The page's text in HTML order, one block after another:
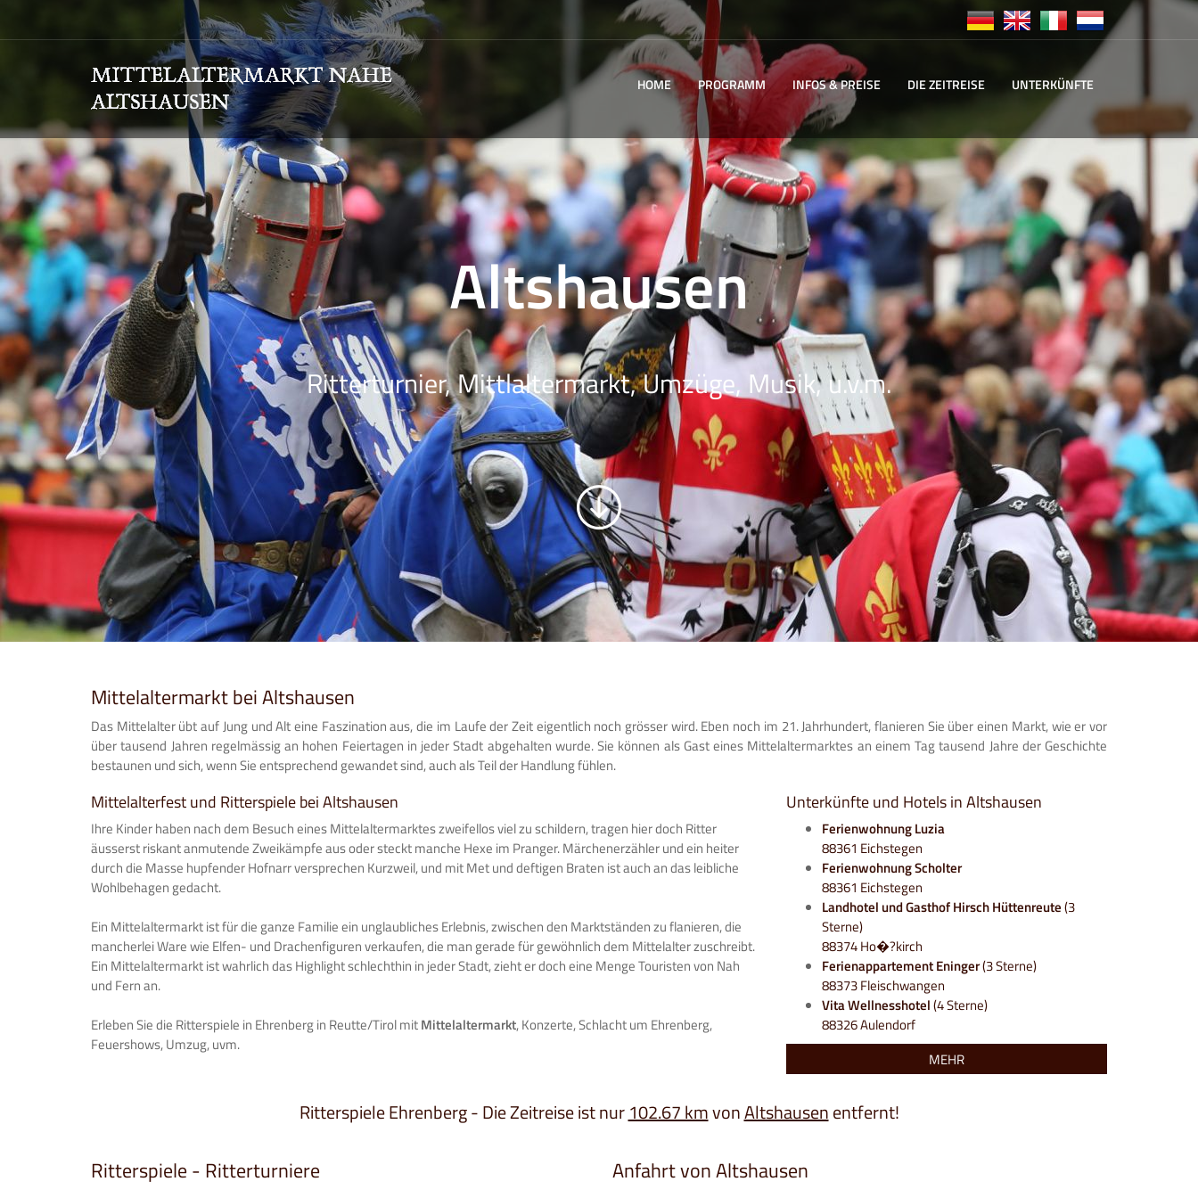
HOME PROGRAMM INFOS & PREISE DIE ZEITREISE UNTERKÜNFTE
Altshausen
Ritterturnier, Mittlaltermarkt, Umzüge, Musik, u.v.m.
Mittelaltermarkt bei Altshausen
Das Mittelalter übt auf Jung und Alt eine Faszination aus, die im Laufe der Zeit eigentlich noch grösser wird. Eben noch im 21. Jahrhundert, flanieren Sie über einen Markt, wie er vor
über tausend Jahren regelmässig an hohen Feiertagen in jeder Stadt abgehalten wurde. Sie können als Gast eines Mittelaltermarktes an einem Tag tausend Jahre der Geschichte
bestaunen und sich, wenn Sie entsprechend gewandet sind, auch als Teil der Handlung fühlen.
Mittelalterfest und Ritterspiele bei Altshausen
Ihre Kinder haben nach dem Besuch eines Mittelaltermarktes zweifellos viel zu schildern, tragen hier doch Ritter
äusserst riskant anmutende Zweikämpfe aus oder steckt manche Hexe im Pranger. Märchenerzähler und ein heiter
durch die Masse hupfender Hofnarr versprechen Kurzweil, und mit Met und deftigen Braten ist auch an das leibliche
Wohlbehagen gedacht.
Ein Mittelaltermarkt ist für die ganze Familie ein unglaubliches Erlebnis, zwischen den Marktständen zu flanieren, die
mancherlei Ware wie Elfen- und Drachenfiguren verkaufen, die man gerade für gewöhnlich dem Mittelalter zuschreibt.
Ein Mittelaltermarkt ist wahrlich das Highlight schlechthin in jeder Stadt, zieht er doch eine Menge Touristen von Nah
und Fern an.
Erleben Sie die Ritterspiele in Ehrenberg in Reutte/Tirol mitMittelaltermarkt, Konzerte, Schlacht um Ehrenberg,
Feuershows, Umzug, uvm.
Unterkünfte und Hotels in Altshausen
Ferienwohnung Luzia
88361 Eichstegen
Ferienwohnung Scholter
88361 Eichstegen
Landhotel und Gasthof Hirsch Hüttenreute(3
Sterne)
88374 Ho�?kirch
Ferienappartement Eninger(3 Sterne)
88373 Fleischwangen
Vita Wellnesshotel(4 Sterne)
88326 Aulendorf
MEHR
Ritterspiele Ehrenberg - Die Zeitreise ist nur102.67 kmvonAltshausenentfernt!
Ritterspiele - Ritterturniere Anfahrt von Altshausen